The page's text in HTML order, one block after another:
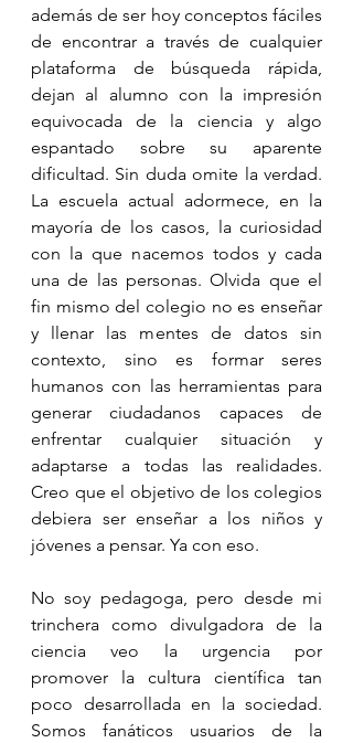
además de ser hoy conceptos fáciles
de encontrar a través de cualquier
plataforma de búsqueda rápida,
dejan al alumno con la impresión
equivocada de la ciencia y algo
espantado sobre su aparente
dificultad. Sin duda omite la verdad.
La escuela actual adormece, en la
mayoría de los casos, la curiosidad
con la que nacemos todos y cada
una de las personas. Olvida que el
fin mismo del colegio no es enseñar
y llenar las mentes de datos sin
contexto, sino es formar seres
humanos con las herramientas para
generar ciudadanos capaces de
enfrentar cualquier situación y
adaptarse a todas las realidades.
Creo que el objetivo de los colegios
debiera ser enseñar a los niños y
jóvenes a pensar. Ya con eso.
No soy pedagoga, pero desde mi
trinchera como divulgadora de la
ciencia veo la urgencia por
promover la cultura científica tan
poco desarrollada en la sociedad.
Somos fanáticos usuarios de la